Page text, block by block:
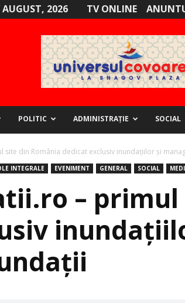
AUGUST, 2026 TV ONLINE
POLITIC ADMINISTRAȚIE SOCIAL
site din România dedicat exclusiv inundațiilor și
INTEGRALE EVENIMENT GENERAL SOCIAL
– primul